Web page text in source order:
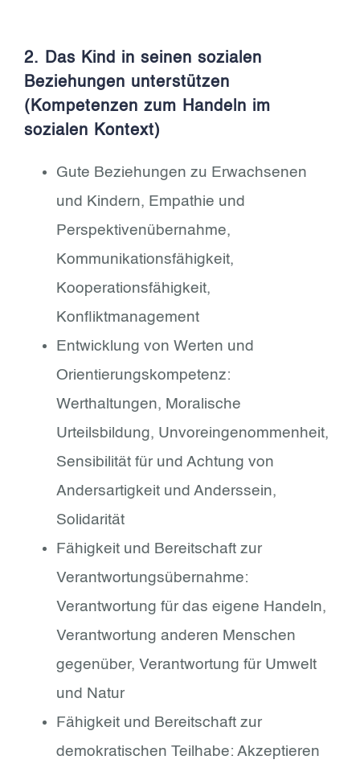
2. Das Kind in seinen sozialen
Beziehungen unterstützen
(Kompetenzen zum Handeln im
sozialen Kontext)
Gute Beziehungen zu Erwachsenen
und Kindern, Empathie und
Perspektivenübernahme,
Kommunikationsfähigkeit,
Kooperationsfähigkeit,
Konfliktmanagement
Entwicklung von Werten und
Orientierungskompetenz:
Werthaltungen, Moralische
Urteilsbildung, Unvoreingenommenheit,
Sensibilität für und Achtung von
Andersartigkeit und Anderssein,
Solidarität
Fähigkeit und Bereitschaft zur
Verantwortungsübernahme:
Verantwortung für das eigene Handeln,
Verantwortung anderen Menschen
gegenüber, Verantwortung für Umwelt
und Natur
Fähigkeit und Bereitschaft zur
demokratischen Teilhabe: Akzeptieren